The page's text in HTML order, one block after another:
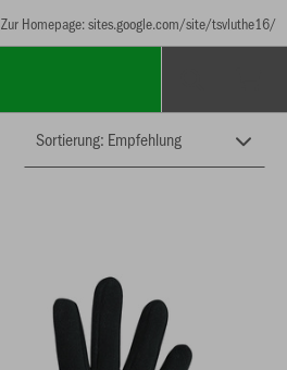
Zur Homepage: sites.google.com/site/tsvluthe16/